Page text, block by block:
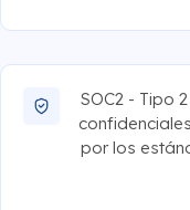
SOC2 - Tipo
por los